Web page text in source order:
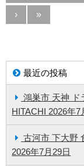
› »
最近の投稿
鴻巣市 天神 ド
HITACHI
2026年7
古河市 下大野
2026年7月29日